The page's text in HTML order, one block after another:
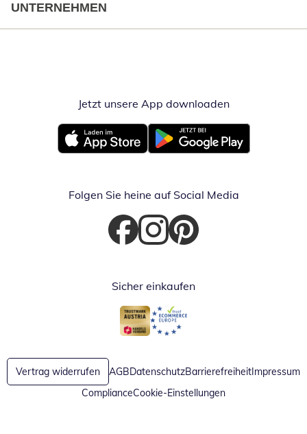
UNTERNEHMEN
Jetzt unsere App downloadenÖffnet in
Öffnet in neuem FensterÖffnet in neuem Fenster
Folgen Sie heine auf Social Media
Öffnet in neuem Fenster
Öffnet in neuem Fenster
Öffnet in neuem Fenster
Sicher einkaufen
Öffnet in neuem Fenster
Öffnet in neuem Fenster
Vertrag widerrufen AGBDatenschutzBarrierefreiheitImpressum
ComplianceCookie-Einstellungen